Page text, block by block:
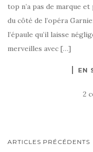
top n’a pas de marque
du côté de l’opéra
l’épaule qu’il laisse
merveilles avec […]
EN
2
NAVIGATION
ARTICLES PRÉCÉDENTS